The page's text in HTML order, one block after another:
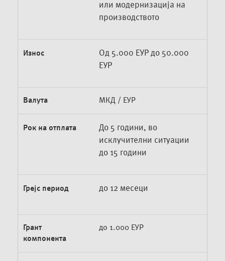
или модернизација на
производството
Износ
Од 5.000 ЕУР до 50.000
ЕУР
Валута МКД / ЕУР
Рок на отплата
До 5 години, во
исклучителни ситуации
до 15 години
Грејс период до 12 месеци
Грант
компонента
до 1.000 ЕУР